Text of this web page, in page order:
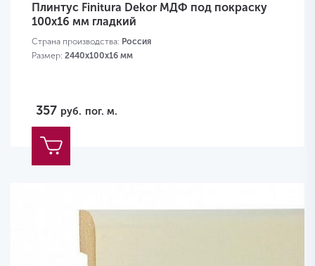
Плинтус Finitura Dekor МДФ под покраску
100x16 мм гладкий
Страна производства: Россия
Размер: 2440х100х16 мм
357 руб. пог. м.